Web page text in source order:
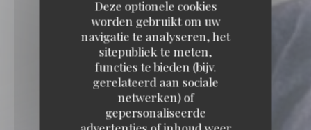
Deze optionele cookies
worden gebruikt om uw
navigatie te analyseren, het
sitepubliek te meten,
functies te bieden (bijv.
gerelateerd aan sociale
netwerken) of
gepersonaliseerde
Loco by Jem's